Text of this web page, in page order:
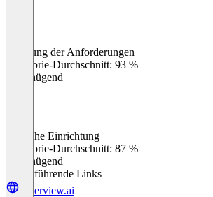
Erfüllung der Anforderungen
Kategorie-Durchschnitt: 93 %
Ungenügend
Einfache Einrichtung
Kategorie-Durchschnitt: 87 %
Ungenügend
Weiterführende Links
sellerview.ai